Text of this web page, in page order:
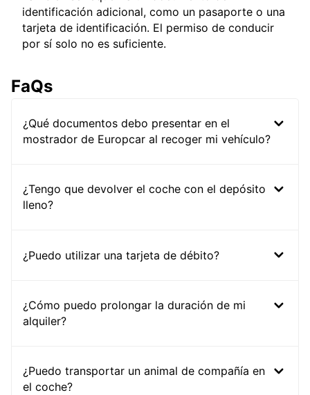
identificación adicional, como un pasaporte o una
tarjeta de identificación. El permiso de conducir
por sí solo no es suficiente.
FaQs
¿Qué documentos debo presentar en el
mostrador de Europcar al recoger mi vehículo?
¿Tengo que devolver el coche con el depósito
lleno?
¿Puedo utilizar una tarjeta de débito?
¿Cómo puedo prolongar la duración de mi
alquiler?
¿Puedo transportar un animal de compañía en
el coche?